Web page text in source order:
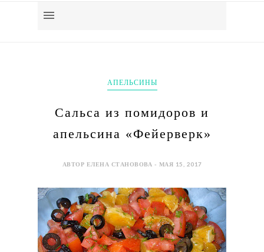
АПЕЛЬСИНЫ
Сальса из помидоров и
апельсина «Фейерверк»
АВТОР ЕЛЕНА СТАНОВОВА - МАЯ 15, 2017